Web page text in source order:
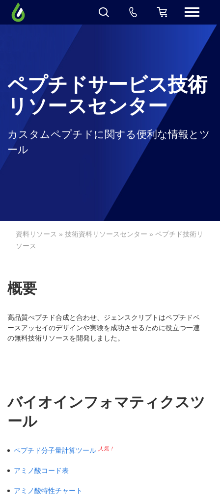
ペプチドサービス技術
リソースセンター
カスタムペプチドに関する便利な情報とツ
ール
資料リソース »技術資料リソースセンター » ペプチド技術リ
ソース
概要
高品質ぺプチド合成と合わせ、ジェンスクリプトはペプチドベ
ースアッセイのデザインや実験を成功させるために役立つ一連
の無料技術リソースを開発しました。
バイオインフォマティクスツ
ール
ペプチド分子量計算ツール 人気！
アミノ酸コード表
アミノ酸特性チャート